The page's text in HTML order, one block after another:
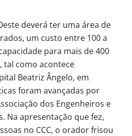
deverá ter uma área de
um custo entre 100 a
para mais de 400
tal como acontece
Beatriz Ângelo, em
foram avançadas por
dos Engenheiros e
Na apresentação que fez,
no CCC, o orador frisou